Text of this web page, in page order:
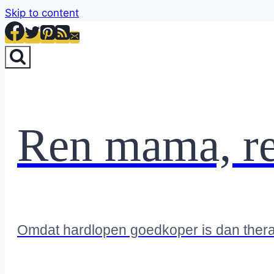
Skip to content
Ren mama,
Omdat hardlopen goedkoper is dan